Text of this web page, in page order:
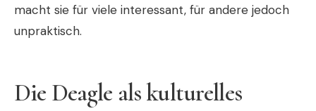
macht sie für viele interessant, für andere jedoch
unpraktisch.
Die Deagle als kulturelles